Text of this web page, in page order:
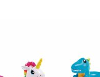
essere